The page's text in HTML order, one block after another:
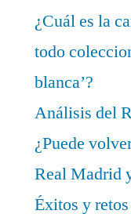
¿Cuál es la
todo
blanca’?
Análisis del
¿Puede
Real Madrid
Éxitos y